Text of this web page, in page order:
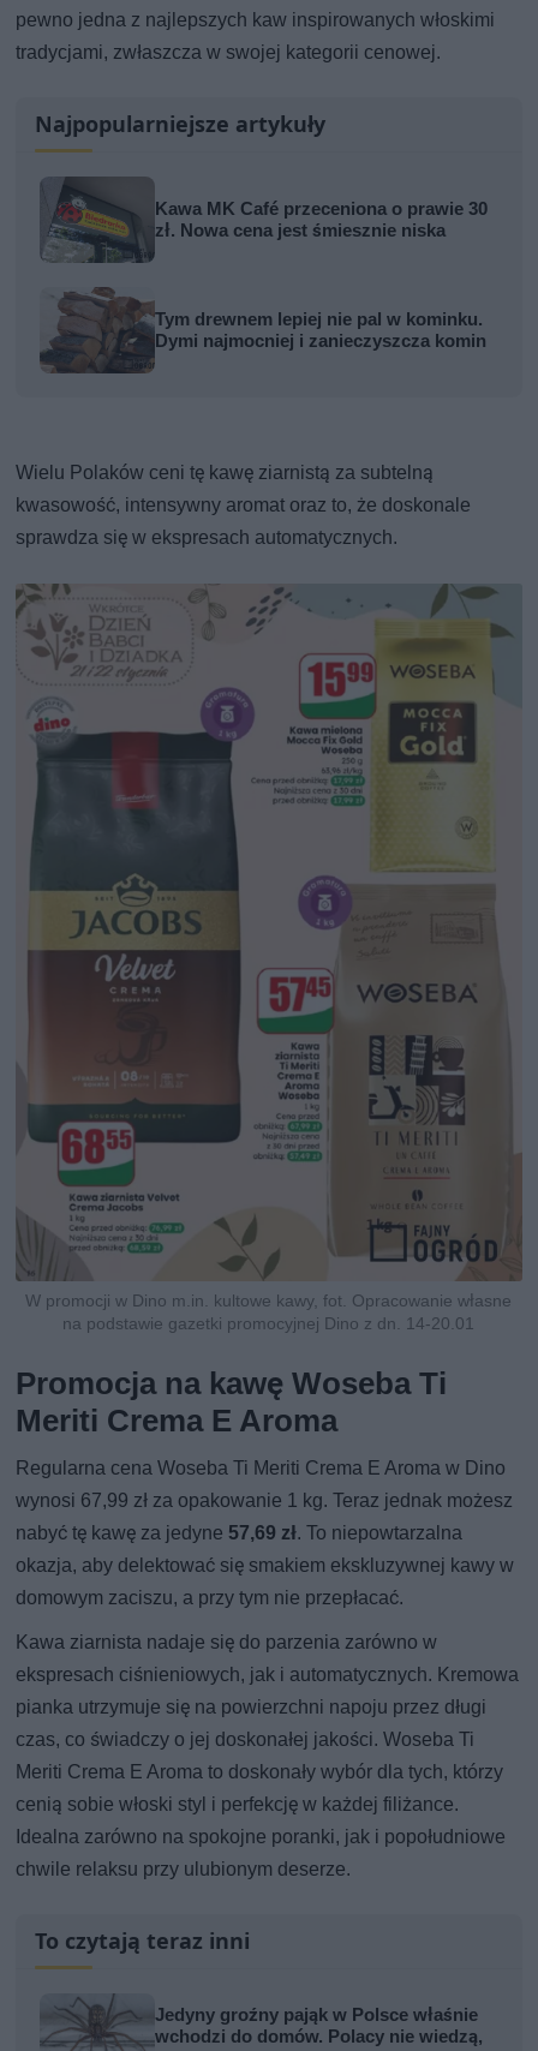
pewno jedna z najlepszych kaw inspirowanych włoskimi
tradycjami, zwłaszcza w swojej kategorii cenowej.
Najpopularniejsze artykuły
Kawa MK Café przeceniona o prawie 30
zł. Nowa cena jest śmiesznie niska
Tym drewnem lepiej nie pal w kominku.
Dymi najmocniej i zanieczyszcza komin
Wielu Polaków ceni tę kawę ziarnistą za subtelną
kwasowość, intensywny aromat oraz to, że doskonale
sprawdza się w ekspresach automatycznych.
W promocji w Dino m.in. kultowe kawy, fot. Opracowanie własne
na podstawie gazetki promocyjnej Dino z dn. 14-20.01
Promocja na kawę Woseba Ti
Meriti Crema E Aroma
Regularna cena Woseba Ti Meriti Crema E Aroma w Dino
wynosi 67,99 zł za opakowanie 1 kg. Teraz jednak możesz
nabyć tę kawę za jedyne 57,69 zł. To niepowtarzalna
okazja, aby delektować się smakiem ekskluzywnej kawy w
domowym zaciszu, a przy tym nie przepłacać.
Kawa ziarnista nadaje się do parzenia zarówno w
ekspresach ciśnieniowych, jak i automatycznych. Kremowa
pianka utrzymuje się na powierzchni napoju przez długi
czas, co świadczy o jej doskonałej jakości. Woseba Ti
Meriti Crema E Aroma to doskonały wybór dla tych, którzy
cenią sobie włoski styl i perfekcję w każdej filiżance.
Idealna zarówno na spokojne poranki, jak i popołudniowe
chwile relaksu przy ulubionym deserze.
To czytają teraz inni
Jedyny groźny pająk w Polsce właśnie
wchodzi do domów. Polacy nie wiedzą,